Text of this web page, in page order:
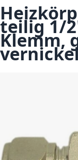
teilig 1/
Klemm,